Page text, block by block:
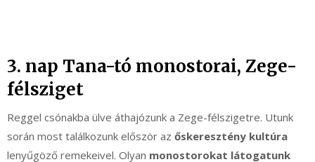
3. nap Tana-tó monostorai, Zege-
félsziget
Reggel csónakba ülve áthajózunk a Zege-félszigetre. Utunk
során most találkozunk először az őskeresztény kultúra
lenyűgöző remekeivel. Olyan monostorokat látogatunk